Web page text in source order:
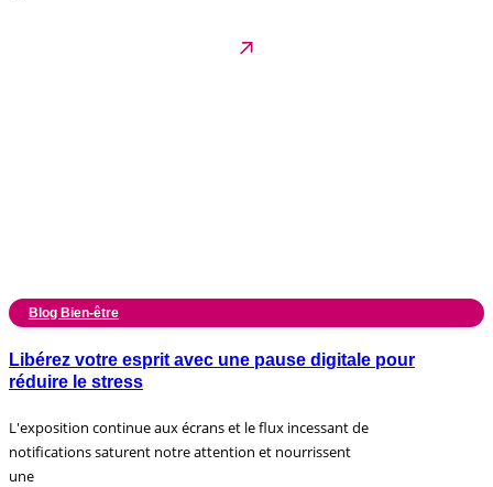
Blog Bien-être
Libérez votre esprit avec une pause digitale pour
réduire le stress
L'exposition continue aux écrans et le flux incessant de
notifications saturent notre attention et nourrissent
une